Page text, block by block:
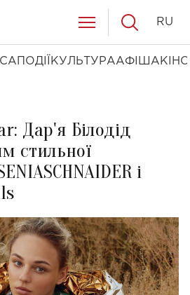
ПОДІЇ КУЛЬТУРААФІША КІНО
RU
Дар'я Білодід
стильної
і